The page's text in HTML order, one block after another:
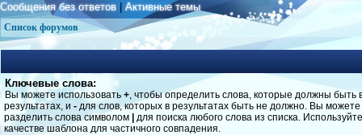
Сообщения без ответов |Активные темы
Список форумов
Ключевые слова:
Вы можете использовать +, чтобы определить слова, которые должны быть
результатах, и - для слов, которых в результатах быть не должно. Вы можете
разделить слова символом
для поиска любого слова из списка.
качестве шаблона для частичного совпадения.